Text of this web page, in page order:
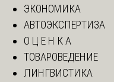
ЭКОНОМИКА
АВТОЭКСПЕРТИЗА
О Ц Е Н К А
ТОВАРОВЕДЕНИЕ
ЛИНГВИСТИКА